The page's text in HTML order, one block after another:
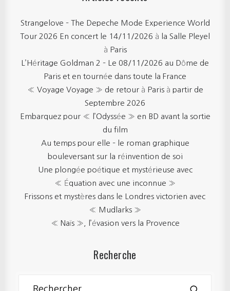
Strangelove – The Depeche Mode Experience World
Tour 2026 En concert le 14/11/2026 à la Salle Pleyel
à Paris
L’Héritage Goldman 2 – Le 08/11/2026 au Dôme de
Paris et en tournée dans toute la France
« Voyage Voyage » de retour à Paris à partir de
Septembre 2026
Embarquez pour « l’Odyssée » en BD avant la sortie
du film
Au temps pour elle – le roman graphique
bouleversant sur la réinvention de soi
Une plongée poétique et mystérieuse avec
« Équation avec une inconnue »
Frissons et mystères dans le Londres victorien avec
« Mudlarks »
« Naïs », l’évasion vers la Provence
Recherche